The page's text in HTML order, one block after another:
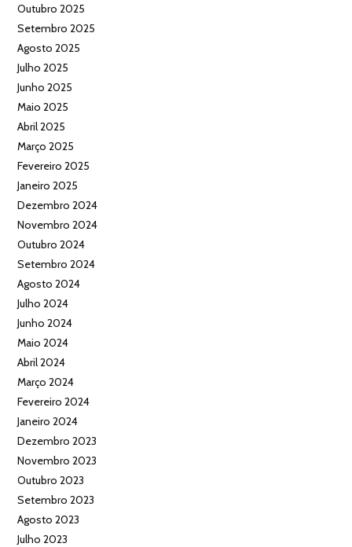
Outubro 2025
Setembro 2025
Agosto 2025
Julho 2025
Junho 2025
Maio 2025
Abril 2025
Março 2025
Fevereiro 2025
Janeiro 2025
Dezembro 2024
Novembro 2024
Outubro 2024
Setembro 2024
Agosto 2024
Julho 2024
Junho 2024
Maio 2024
Abril 2024
Março 2024
Fevereiro 2024
Janeiro 2024
Dezembro 2023
Novembro 2023
Outubro 2023
Setembro 2023
Agosto 2023
Julho 2023